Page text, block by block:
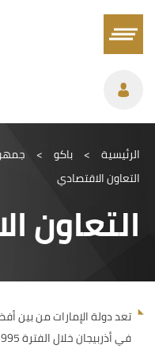
الرئيسية > باكو >
التعاون الاقتصادي
التعاون